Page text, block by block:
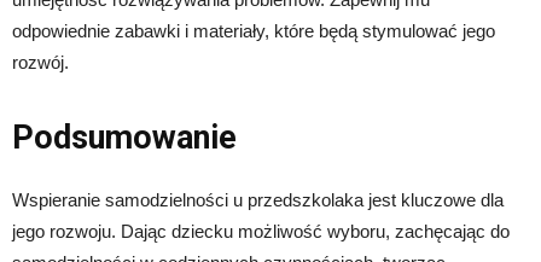
odpowiednie zabawki i materiały, które będą stymulować jego
rozwój.
Podsumowanie
Wspieranie samodzielności u przedszkolaka jest kluczowe dla
jego rozwoju. Dając dziecku możliwość wyboru, zachęcając do